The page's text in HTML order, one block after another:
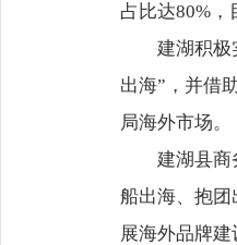
占比达80%，
建湖积极
出海”，并借
局海外市场。
建湖县商
船出海、抱
展海外品牌